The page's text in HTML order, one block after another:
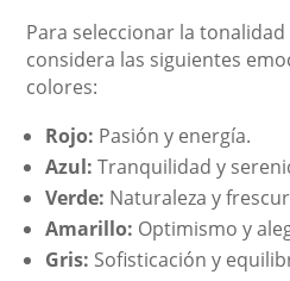
Para seleccionar la
considera las siguientes
colores:
Rojo: Pasión y energía.
Azul: Tranquilidad y
Verde: Naturaleza y
Amarillo: Optimismo y
Gris: Sofisticación y